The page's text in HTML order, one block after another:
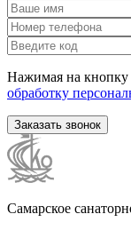
Нажимая на кнопку
обработку
Заказать звонок
Самарское